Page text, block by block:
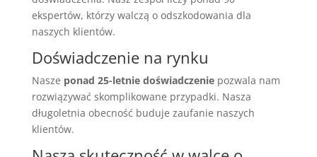
ekspertów, którzy walczą o odszkodowania dla
naszych klientów.
Doświadczenie na rynku
Nasze ponad 25-letnie doświadczeniepozwala nam
rozwiązywać skomplikowane przypadki. Nasza
długoletnia obecność buduje zaufanie naszych
klientów.